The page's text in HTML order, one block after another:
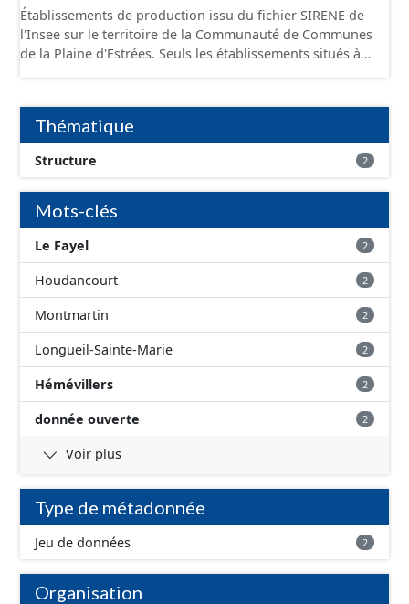
Établissements de production issu du fichier SIRENE de
l'Insee sur le territoire de la Communauté de Communes
de la Plaine d'Estrées. Seuls les établissements situés à
conformément aux prescriptions du standard CNIG Sites
Économiques. Ce lot ne contient pas la référence aux
terrains à vocation économique à ce jour. Il est filtré au-
delà des prescriptions du CNIG se limitant aux SCI.
Thématique
Structure 2
Mots-clés
Le Fayel 2
Houdancourt 2
Montmartin 2
Longueil-Sainte-Marie 2
Hémévillers 2
donnée ouverte 2
Voir plus
Type de métadonnée
Jeu de données 2
Organisation